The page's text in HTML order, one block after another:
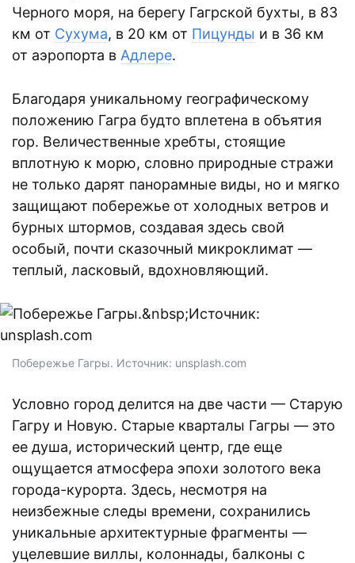
Черного моря, на берегу Гагрской бухты, в 83
км от Сухума, в 20 км от Пицунды и в 36 км
от аэропорта в Адлере.
Благодаря уникальному географическому
положению Гагра будто вплетена в объятия
гор. Величественные хребты, стоящие
вплотную к морю, словно природные стражи
не только дарят панорамные виды, но и мягко
защищают побережье от холодных ветров и
бурных штормов, создавая здесь свой
особый, почти сказочный микроклимат —
теплый, ласковый, вдохновляющий.
Побережье Гагры. Источник: unsplash.com
Условно город делится на две части — Старую
Гагру и Новую. Старые кварталы Гагры — это
ее душа, исторический центр, где еще
ощущается атмосфера эпохи золотого века
города-курорта. Здесь, несмотря на
неизбежные следы времени, сохранились
уникальные архитектурные фрагменты —
уцелевшие виллы, колоннады, балконы с